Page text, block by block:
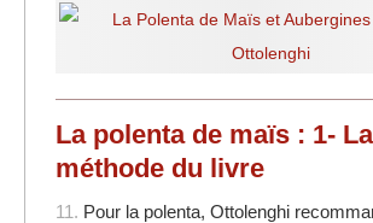
La polenta de maïs : 1- La
méthode du livre
11. Pour la polenta, Ottolenghi